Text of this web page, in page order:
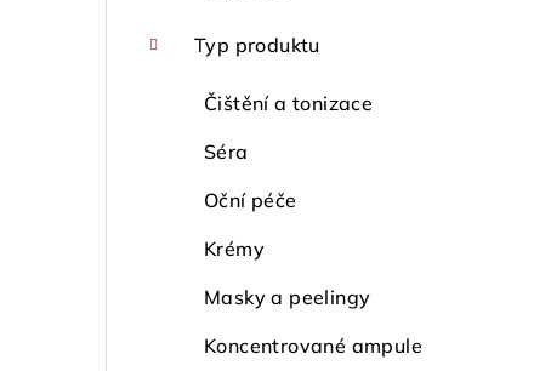
Typ produktu
Čištění a tonizace
Séra
Oční péče
Krémy
Masky a peelingy
Koncentrované ampule